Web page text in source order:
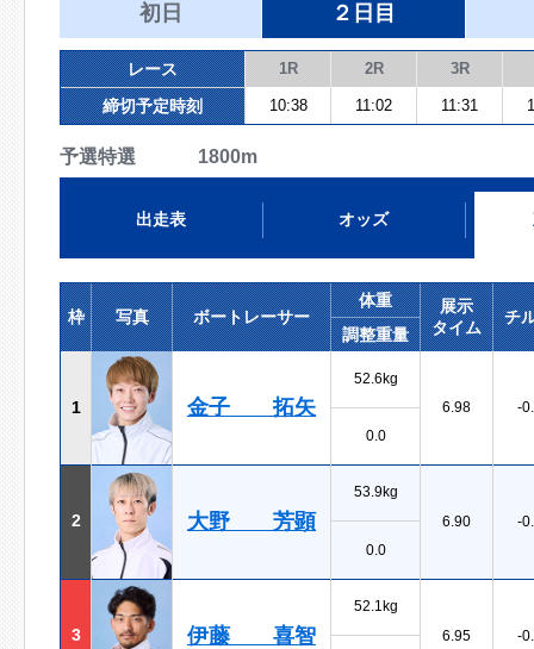
初日 ２日目
レース 1R 2R 3R
締切予定時刻 10:38 11:02 11:31
予選特選 1800m
出走表 オッズ
枠 写真 ボートレーサー
体重
展示
タイム
チ
調整重量
1 金子 拓矢
52.6kg
6.98
-
0.0
2 大野 芳顕
53.9kg
6.90
-
0.0
3 伊藤 喜智
52.1kg
6.95
-